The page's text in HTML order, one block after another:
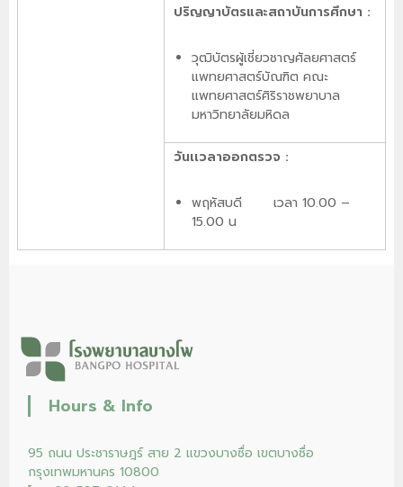
ปริญญาบัตรและสถาบันการศึกษา :
วุฒิบัตรผู้เชี่ยวชาญศัลยศาสตร์
แพทยศาสตร์บัณฑิต คณะ
แพทยศาสตร์ศิริราชพยาบาล
มหาวิทยาลัยมหิดล
วันเเวลาออกตรวจ :
พฤหัสบดี เวลา 10.00 –
15.00 น
Hours & Info
95 ถนน ประชาราษฎร์ สาย 2 แขวงบางซื่อ เขตบางซื่อ
กรุงเทพมหานคร 10800